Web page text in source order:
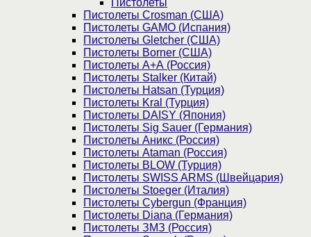
Пистолеты
Пистолеты Crosman (США)
Пистолеты GAMO (Испания)
Пистолеты Gletcher (США)
Пистолеты Borner (США)
Пистолеты А+А (Россия)
Пистолеты Stalker (Китай)
Пистолеты Hatsan (Турция)
Пистолеты Kral (Турция)
Пистолеты DAISY (Япония)
Пистолеты Sig Sauer (Германия)
Пистолеты Аникс (Россия)
Пистолеты Ataman (Россия)
Пистолеты BLOW (Турция)
Пистолеты SWISS ARMS (Швейцария)
Пистолеты Stoeger (Италия)
Пистолеты Cybergun (Франция)
Пистолеты Diana (Германия)
Пистолеты ЗМЗ (Россия)